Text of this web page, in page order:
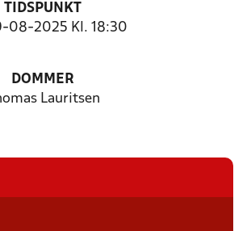
TIDSPUNKT
08-2025 Kl. 18:30
DOMMER
Lauritsen